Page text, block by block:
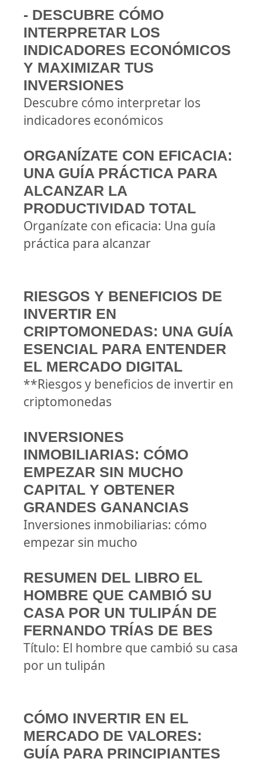
- DESCUBRE CÓMO
INTERPRETAR LOS
INDICADORES ECONÓMICOS
Y MAXIMIZAR TUS
INVERSIONES
Descubre cómo interpretar los
indicadores económicos
ORGANÍZATE CON EFICACIA:
UNA GUÍA PRÁCTICA PARA
ALCANZAR LA
PRODUCTIVIDAD TOTAL
Organízate con eficacia: Una guía
práctica para alcanzar
RIESGOS Y BENEFICIOS DE
INVERTIR EN
CRIPTOMONEDAS: UNA GUÍA
ESENCIAL PARA ENTENDER
EL MERCADO DIGITAL
**Riesgos y beneficios de invertir en
criptomonedas
INVERSIONES
INMOBILIARIAS: CÓMO
EMPEZAR SIN MUCHO
CAPITAL Y OBTENER
GRANDES GANANCIAS
Inversiones inmobiliarias: cómo
empezar sin mucho
RESUMEN DEL LIBRO EL
HOMBRE QUE CAMBIÓ SU
CASA POR UN TULIPÁN DE
FERNANDO TRÍAS DE BES
Título: El hombre que cambió su casa
por un tulipán
CÓMO INVERTIR EN EL
MERCADO DE VALORES:
GUÍA PARA PRINCIPIANTES